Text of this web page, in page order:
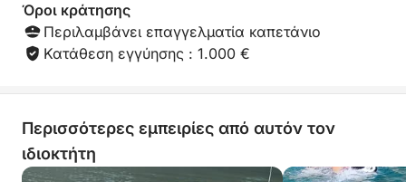
Όροι κράτησης
Περιλαμβάνει επαγγελματία καπετάνιο
Κατάθεση εγγύησης : 1.000 €
Περισσότερες εμπειρίες από αυτόν τον
ιδιοκτήτη